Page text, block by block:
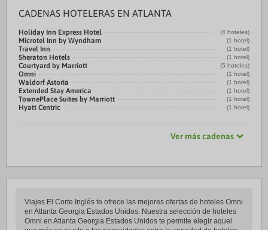
CADENAS HOTELERAS EN ATLANTA
Holiday Inn Express Hotel (4 hoteles)
Microtel Inn by Wyndham (1 hotel)
Travel Inn (1 hotel)
Sheraton Hotels (1 hotel)
Courtyard by Marriott (5 hoteles)
Omni (1 hotel)
Waldorf Astoria (1 hotel)
Extended Stay America (1 hotel)
TownePlace Suites by Marriott (1 hotel)
Hyatt Centric (1 hotel)
Ver más cadenas
Viajes El Corte Inglés te ofrece las mejores ofertas de hoteles Omni
en Atlanta Georgia Estados Unidos. Nuestra selección de hoteles
Omni en Atlanta Georgia Estados Unidos te permite elegir aquel